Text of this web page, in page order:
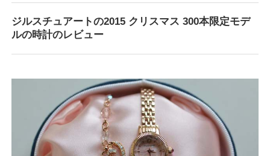
ジルスチュアートの2015 クリスマス 300本限定モデ
ルの時計のレビュー